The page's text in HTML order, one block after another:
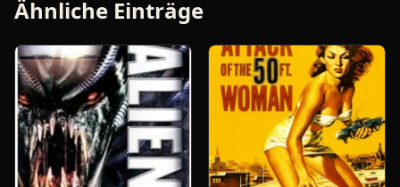
Ähnliche Einträge